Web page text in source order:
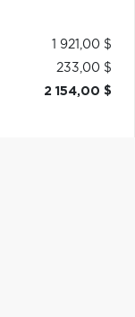
1 921,00 $
233,00 $
2 154,00 $